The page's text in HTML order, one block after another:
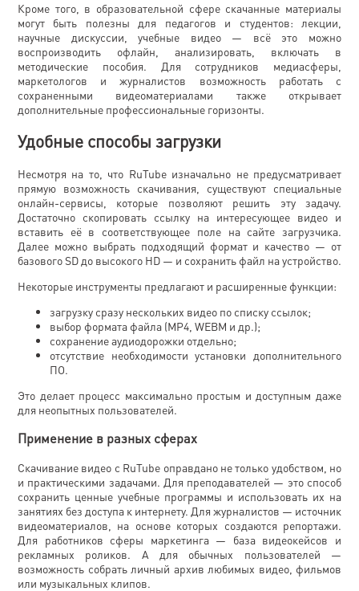
Кроме того, в образовательной сфере скачанные материалы
могут быть полезны для педагогов и студентов: лекции,
научные дискуссии, учебные видео — всё это можно
воспроизводить офлайн, анализировать, включать в
методические пособия. Для сотрудников медиасферы,
маркетологов и журналистов возможность работать с
сохраненными видеоматериалами также открывает
дополнительные профессиональные горизонты.
Удобные способы загрузки
Несмотря на то, что RuTube изначально не предусматривает
прямую возможность скачивания, существуют специальные
онлайн-сервисы, которые позволяют решить эту задачу.
Достаточно скопировать ссылку на интересующее видео и
вставить её в соответствующее поле на сайте загрузчика.
Далее можно выбрать подходящий формат и качество — от
базового SD до высокого HD — и сохранить файл на устройство.
Некоторые инструменты предлагают и расширенные функции:
загрузку сразу нескольких видео по списку ссылок;
выбор формата файла (MP4, WEBM и др.);
сохранение аудиодорожки отдельно;
отсутствие необходимости установки дополнительного
ПО.
Это делает процесс максимально простым и доступным даже
для неопытных пользователей.
Применение в разных сферах
Скачивание видео с RuTube оправдано не только удобством, но
и практическими задачами. Для преподавателей — это способ
сохранить ценные учебные программы и использовать их на
занятиях без доступа к интернету. Для журналистов — источник
видеоматериалов, на основе которых создаются репортажи.
Для работников сферы маркетинга — база видеокейсов и
рекламных роликов. А для обычных пользователей —
возможность собрать личный архив любимых видео, фильмов
или музыкальных клипов.